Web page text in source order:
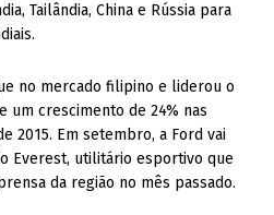
Tailândia, China e Rússia para
no mercado filipino e liderou o
um crescimento de 24% nas
2015. Em setembro, a Ford vai
Everest, utilitário esportivo que
da região no mês passado.